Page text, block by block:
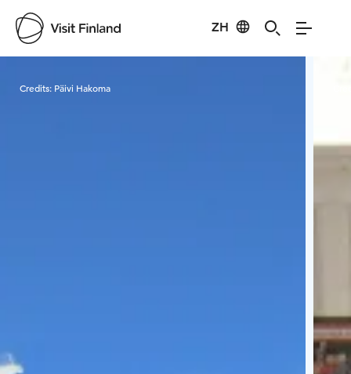
ZH
Credits: Päivi Hakoma